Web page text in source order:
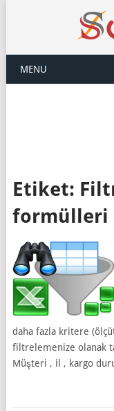
MENU
Etiket:
formülleri
daha fazla kritere
filtrelemenize olanak
Müşteri , il , kargo